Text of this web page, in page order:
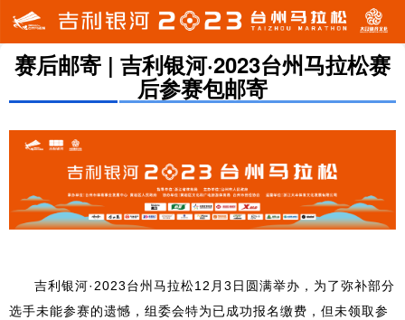
赛后邮寄 | 吉利银河·2023台州马拉松赛
后参赛包邮寄
吉利银河·2023台州马拉松12月3日圆满举办，为了弥补部分
选手未能参赛的遗憾，组委会特为已成功报名缴费，但未领取参